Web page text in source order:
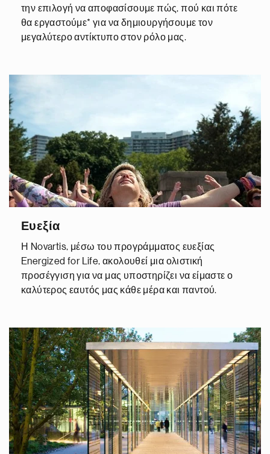
την επιλογή να αποφασίσουμε πώς, πού και πότε
θα εργαστούμε* για να δημιουργήσουμε τον
μεγαλύτερο αντίκτυπο στον ρόλο μας.
Ευεξία
Η Novartis, μέσω του προγράμματος ευεξίας
Energized for Life, ακολουθεί μια ολιστική
προσέγγιση για να μας υποστηρίζει να είμαστε ο
καλύτερος εαυτός μας κάθε μέρα και παντού.